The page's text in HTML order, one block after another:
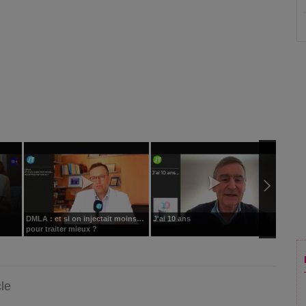
DMLA : et si on injectait moins…
pour traiter mieux ?
J'ai 10 ans